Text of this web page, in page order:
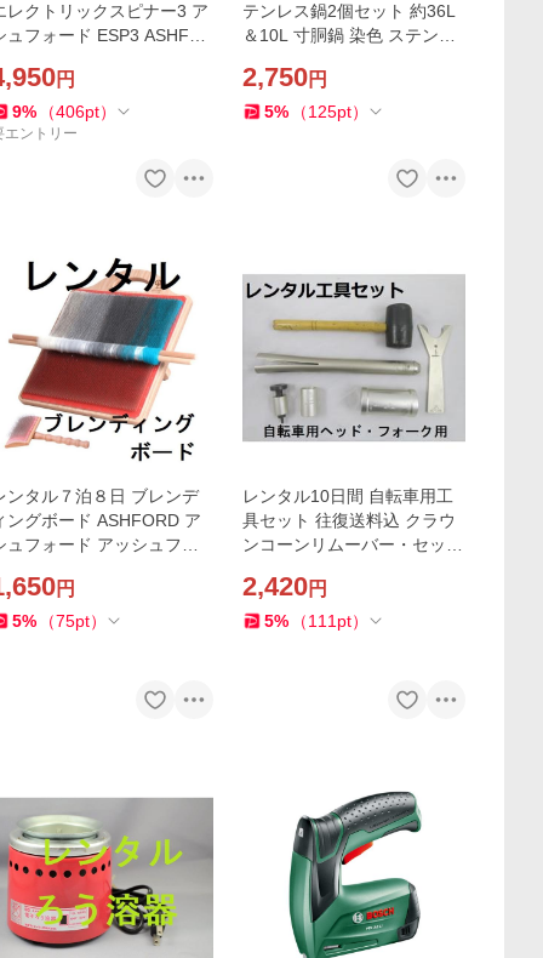
レクトリックスピナー3 ア
ュフォード ESP3 ASHFO
ぎ機 レンタル ホームスパ
円
9% （406pt）
エントリー
テンレス鍋2個セット 約36L
＆10L 寸胴鍋 染色 ステンレ
レスタンク
2,750円
5% （125pt）
タル７泊８日 ブレンデ
ングボード ASHFORD ア
ュフォード アッシュフォ
ェルト 手織 羊毛 カーダー
board
円
5% （75pt）
レンタル10日間 自転車用工
具セット 往復送料込 クラウ
ンコーンリムーバー・セッタ
ワン抜き フォーク交換
2,420円
5% （111 pt）